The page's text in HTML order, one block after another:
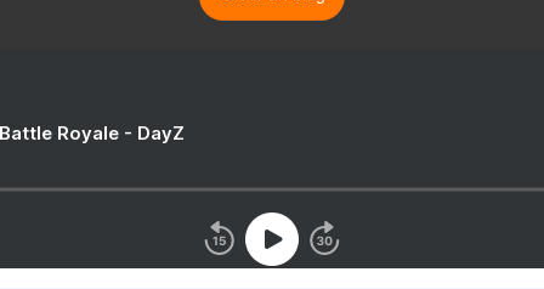
Royale - DayZ